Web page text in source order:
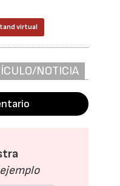
virtual
NOTICIA